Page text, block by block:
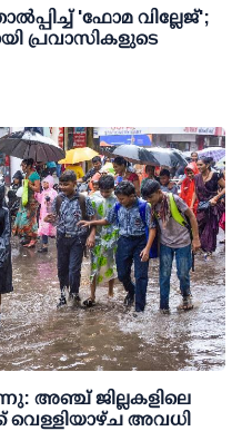
'ഫോമ വില്ലേജ്';
പ്രവാസികളുടെ
അഞ്ച് ജില്ലകളിലെ
വെള്ളിയാഴ്ച അവധി